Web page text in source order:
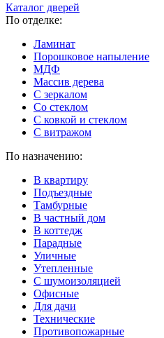
Каталог дверей
По отделке:
Ламинат
Порошковое напыление
МДФ
Массив дерева
С зеркалом
Со стеклом
С ковкой и стеклом
С витражом
По назначению:
В квартиру
Подъездные
Тамбурные
В частный дом
В коттедж
Парадные
Уличные
Утепленные
C шумоизоляцией
Офисные
Для дачи
Технические
Противопожарные